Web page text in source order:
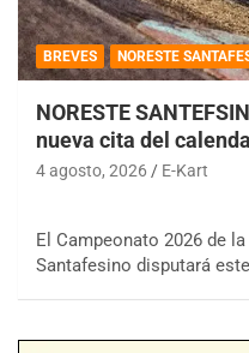
BREVES NORESTE
NORESTE
nueva cita del
4 agosto, 2026 E-Kart
El Campeonato 2026 de
Santafesino disputará